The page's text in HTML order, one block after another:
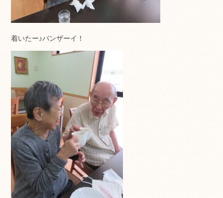
着いたー♪バンザーイ！